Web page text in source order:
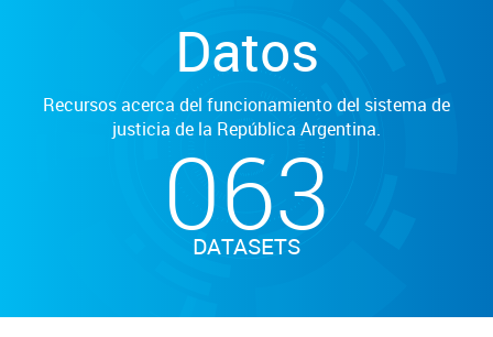
Datos
Recursos acerca del funcionamiento del sistema de
justicia de la República Argentina.
063
DATASETS